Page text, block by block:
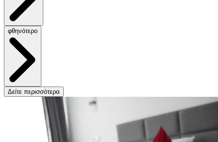
φθηνότερο
Δείτε περισσότερα